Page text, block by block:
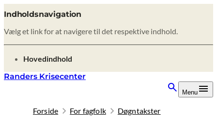
Indholdsnavigation
Vælg et link for at navigere til det respektive indhold.
gå til
Hovedindhold
Randers Krisecenter
Menu
Forside For fagfolk Døgntakster